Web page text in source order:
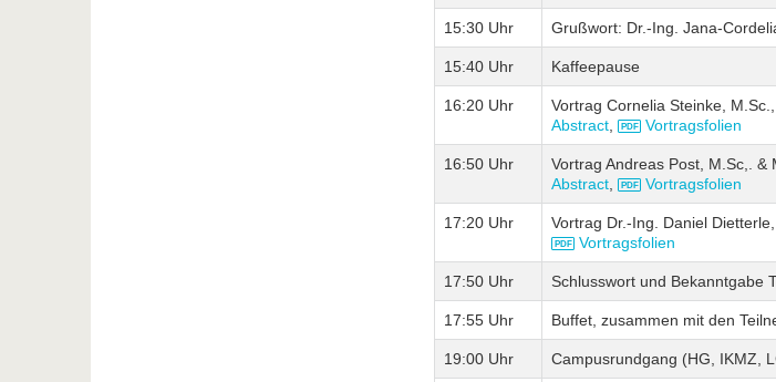
15:30 Uhr Grußwort: Dr.-Ing. Jana-
15:40 Uhr Kaffeepause
16:20 Uhr
Vortrag Cornelia Steinke,
Abstract, Vortragsfolien
16:50 Uhr
Vortrag Andreas Post, M.Sc,. &
Abstract, Vortragsfolien
17:20 Uhr
Vortrag Dr.-Ing. Daniel
Vortragsfolien
17:50 Uhr Schlusswort und Bekanntgabe
17:55 Uhr Buffet, zusammen mit den
19:00 Uhr Campusrundgang (HG, IKMZ,